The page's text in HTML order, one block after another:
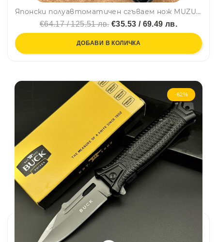
Японски полуавтоматичен сгъваем нож MUZUKASHI X9 TRAPPER, стомана D2, линейно заключване, кутия
€64.17 / 125.51 лв.€35.53 / 69.49 лв.
ДОБАВИ В КОЛИЧКА
-62%